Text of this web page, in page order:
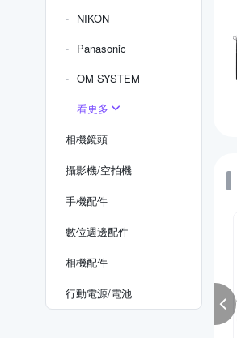
NIKON
Panasonic
OM SYSTEM
看更多
相機鏡頭
攝影機/空拍機
手機配件
數位週邊配件
相機配件
行動電源/電池